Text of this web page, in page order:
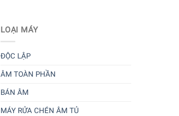
LOẠI MÁY
ĐỘC LẬP
ÂM TOÀN PHẦN
BÁN ÂM
MÁY RỬA CHÉN ÂM TỦ